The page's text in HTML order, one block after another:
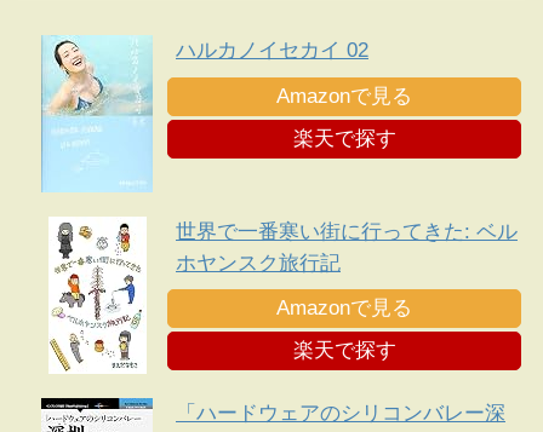
ハルカノイセカイ 02
Amazonで見る
楽天で探す
世界で一番寒い街に行ってきた: ベル
ホヤンスク旅行記
Amazonで見る
楽天で探す
「ハードウェアのシリコンバレー深